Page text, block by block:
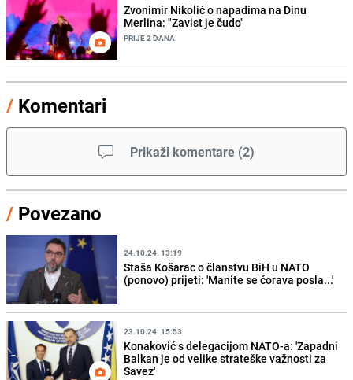
Zvonimir Nikolić o napadima na Dinu
Merlina: "Zavist je čudo"
PRIJE 2 DANA
/ Komentari
Prikaži komentare (2)
/ Povezano
24.10.24. 13:19
Staša Košarac o članstvu BiH u NATO
(ponovo) prijeti: 'Manite se ćorava posla...'
23.10.24. 15:53
Konaković s delegacijom NATO-a: 'Zapadni
Balkan je od velike strateške važnosti za
Savez'